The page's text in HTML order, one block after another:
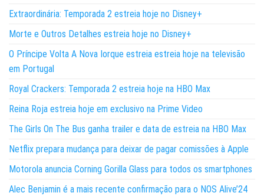
Extraordinária: Temporada 2 estreia hoje no Disney+
Morte e Outros Detalhes estreia hoje no Disney+
O Príncipe Volta A Nova Iorque estreia estreia hoje na televisão
em Portugal
Royal Crackers: Temporada 2 estreia hoje na HBO Max
Reina Roja estreia hoje em exclusivo na Prime Video
The Girls On The Bus ganha trailer e data de estreia na HBO Max
Netflix prepara mudança para deixar de pagar comissões à Apple
Motorola anuncia Corning Gorilla Glass para todos os smartphones
Alec Benjamin é a mais recente confirmação para o NOS Alive’24